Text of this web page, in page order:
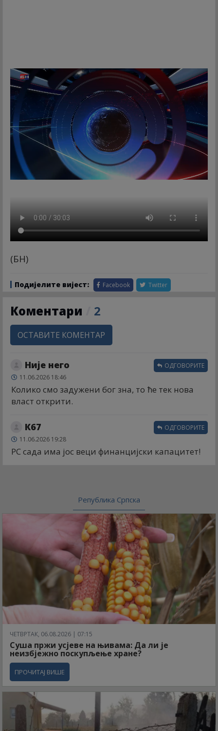
(БН)
Подијелите вијест: Facebook Twitter
Коментари 2
ОСТАВИТЕ КОМЕНТАР
Није него
11.06.2026 18:46
Колико смо задужени бог зна, то ће тек нова
власт открити.
ОДГОВОРИТЕ
К67
11.06.2026 19:28
РС сада има јос веци финанцијски капацитет!
ОДГОВОРИТЕ
Република Српска
ЧЕТВРТАК, 06.08.2026 | 07:15
Суша пржи усјеве на њивама: Да ли је
неизбјежно поскупљење хране?
ПРОЧИТАЈ ВИШЕ